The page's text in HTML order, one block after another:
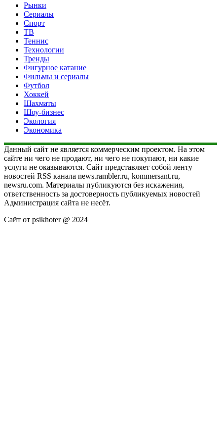
Рынки
Сериалы
Спорт
ТВ
Теннис
Технологии
Тренды
Фигурное катание
Фильмы и сериалы
Футбол
Хоккей
Шахматы
Шоу-бизнес
Экология
Экономика
Данный сайт не является коммерческим проектом. На этом
сайте ни чего не продают, ни чего не покупают, ни какие
услуги не оказываются. Сайт представляет собой ленту
новостей RSS канала news.rambler.ru, kommersant.ru,
newsru.com. Материалы публикуются без искажения,
ответственность за достоверность публикуемых новостей
Администрация сайта не несёт.
Сайт от psikhoter @ 2024